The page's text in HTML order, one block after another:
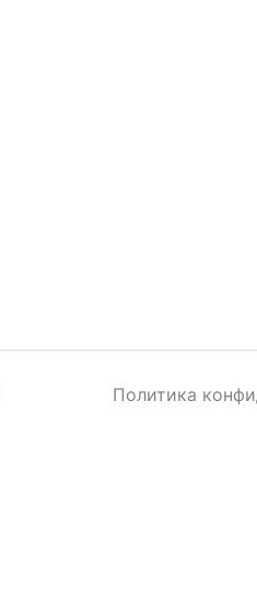
Политика